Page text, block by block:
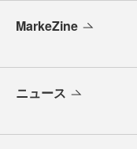
MarkeZine
ニュース